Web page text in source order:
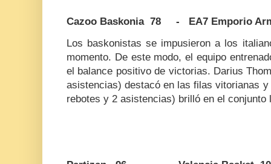
Cazoo Baskonia 78 - EA7 Emporio
Los baskonistas se impusieron a los
momento. De este modo, el equipo
el balance positivo de victorias. Darius
asistencias) destacó en las filas vitorianas
rebotes y 2 asistencias) brilló en el conjunto